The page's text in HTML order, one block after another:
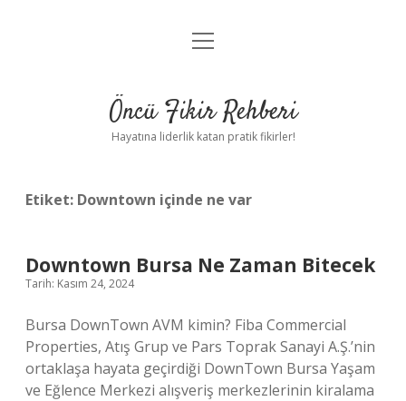
Anasayfa
Yasal Uyarı
menüyü
Öncü Fikir Rehberi
Hayatına liderlik katan pratik fikirler!
Etiket: Downtown içinde ne var
Downtown Bursa Ne Zaman Bitecek
Tarih: Kasım 24, 2024
Bursa DownTown AVM kimin? Fiba Commercial
Properties, Atış Grup ve Pars Toprak Sanayi A.Ş.’nin
ortaklaşa hayata geçirdiği DownTown Bursa Yaşam
ve Eğlence Merkezi alışveriş merkezlerinin kiralama